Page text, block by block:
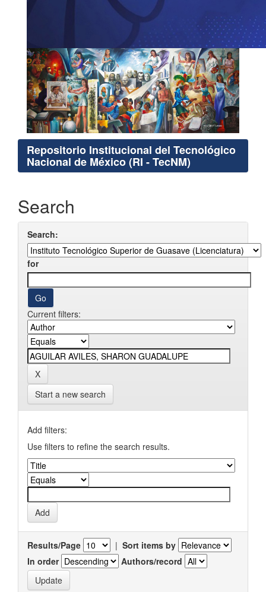
Repositorio Institucional del Tecnológico
Nacional de México (RI - TecNM)
Search
Search:
for
Current filters:
Start a new search
Add filters:
Use filters to refine the search results.
Results/Page | Sort items by
In order
Authors/record